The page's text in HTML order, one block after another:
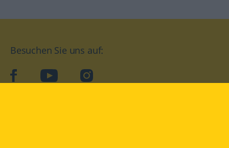
Besuchen Sie uns auf:
facebookYouTube Instagram